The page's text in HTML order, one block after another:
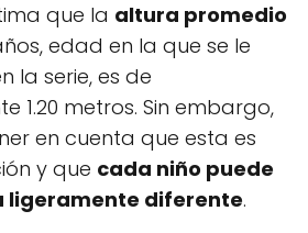
que la altura promedio
edad en la que se le
la serie, es de
1.20 metros. Sin embargo,
en cuenta que esta es
y que cada niño puede
ligeramente diferente.